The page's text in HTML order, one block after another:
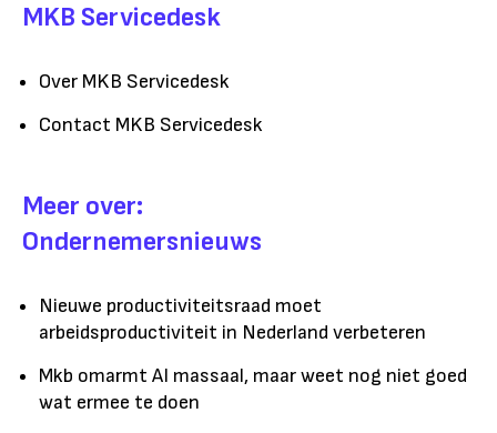
MKB Servicedesk
Over MKB Servicedesk
Contact MKB Servicedesk
Meer over:
Ondernemersnieuws
Nieuwe productiviteitsraad moet
arbeidsproductiviteit in Nederland verbeteren
Mkb omarmt AI massaal, maar weet nog niet goed
wat ermee te doen